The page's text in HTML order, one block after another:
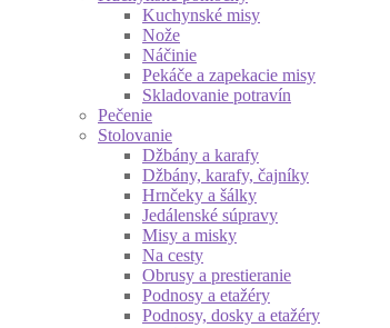
Kuchynské misy
Nože
Náčinie
Pekáče a zapekacie misy
Skladovanie potravín
Pečenie
Stolovanie
Džbány a karafy
Džbány, karafy, čajníky
Hrnčeky a šálky
Jedálenské súpravy
Misy a misky
Na cesty
Obrusy a prestieranie
Podnosy a etažéry
Podnosy, dosky a etažéry